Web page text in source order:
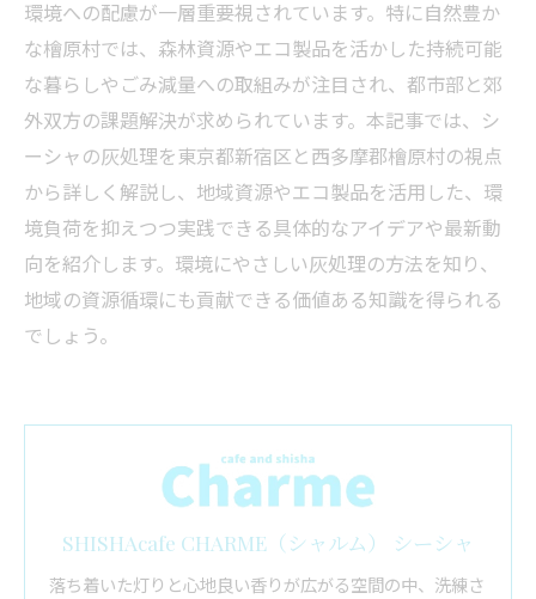
環境への配慮が一層重要視されています。特に自然豊か
な檜原村では、森林資源やエコ製品を活かした持続可能
な暮らしやごみ減量への取組みが注目され、都市部と郊
外双方の課題解決が求められています。本記事では、シ
ーシャの灰処理を東京都新宿区と西多摩郡檜原村の視点
から詳しく解説し、地域資源やエコ製品を活用した、環
境負荷を抑えつつ実践できる具体的なアイデアや最新動
向を紹介します。環境にやさしい灰処理の方法を知り、
地域の資源循環にも貢献できる価値ある知識を得られる
でしょう。
SHISHAcafe CHARME（シャルム） シーシャ
落ち着いた灯りと心地良い香りが広がる空間の中、洗練さ